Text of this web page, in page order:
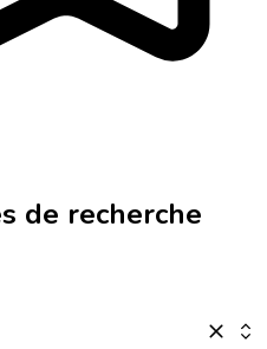
de recherche